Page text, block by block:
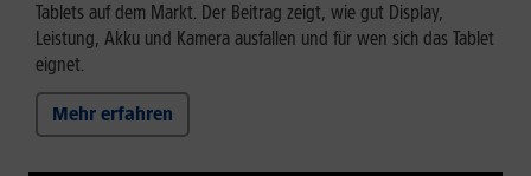
Tablets auf dem Markt. Der Beitrag zeigt, wie gut Display,
Leistung, Akku und Kamera ausfallen und für wen sich das Tablet
eignet.
Mehr erfahren